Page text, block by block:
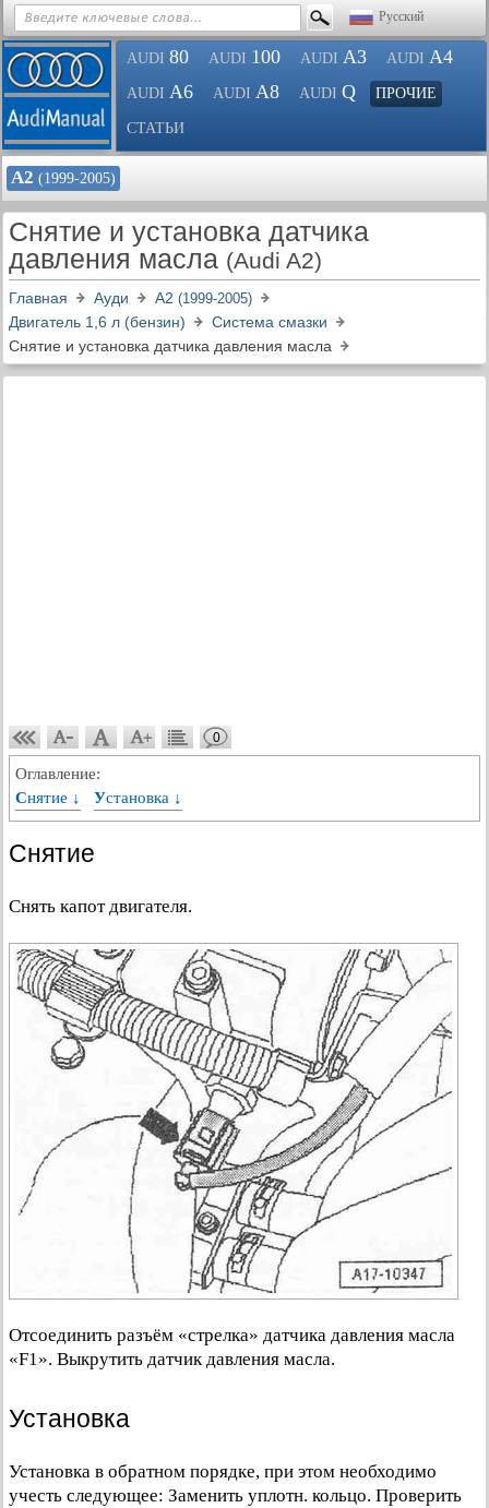
Русский
AUDI 80 AUDI 100 AUDI A3 AUDI A4
AUDI A6 AUDI A8 AUDI Q ПРОЧИЕ
СТАТЬИ
А2 (1999-2005)
Снятие и установка датчика
давления масла (Audi A2)
Главная Ауди А2 (1999-2005)
Двигатель 1,6 л (бензин)
Система смазки
Снятие и установка датчика давления масла
0
Оглавление:
Снятие ↓
Установка ↓
Снятие
Снять капот двигателя.
Отсоединить разъём «стрелка» датчика давления масла
«F1». Выкрутить датчик давления масла.
Установка
Установка в обратном порядке, при этом необходимо
учесть следующее: Заменить уплотн. кольцо. Проверить